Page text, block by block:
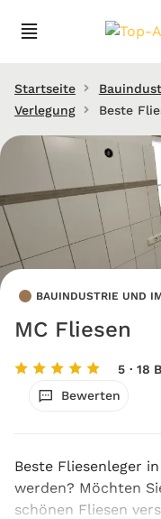
Startseite
Verlegung
Beste
BAUINDUSTRIE UND
MC Fliesen
5 · 18
Bewerten
Beste Fliesenleger
werden? Möchten
schönen Fliesen